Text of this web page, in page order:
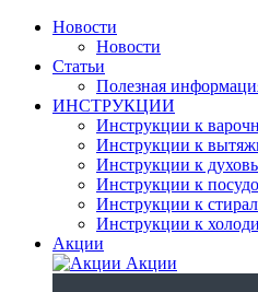
Новости
Новости
Статьи
Полезная
ИНСТРУКЦИИ
Инструкции к
Инструкции к
Инструкции к
Инструкции к
Инструкции к
Инструкции к
Акции
Акции